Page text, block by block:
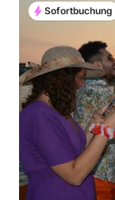
Sofortbuchung